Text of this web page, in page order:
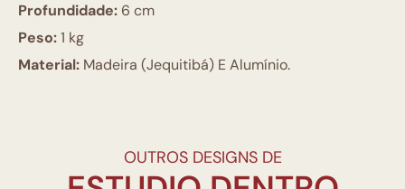
Profundidade: 6 cm
Peso:1 kg
Material: Madeira (Jequitibá) E Alumínio.
OUTROS DESIGNS DE